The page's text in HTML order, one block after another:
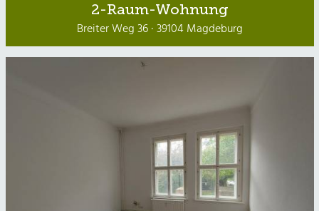
2-Raum-Wohnung
Breiter Weg 36 · 39104 Magdeburg